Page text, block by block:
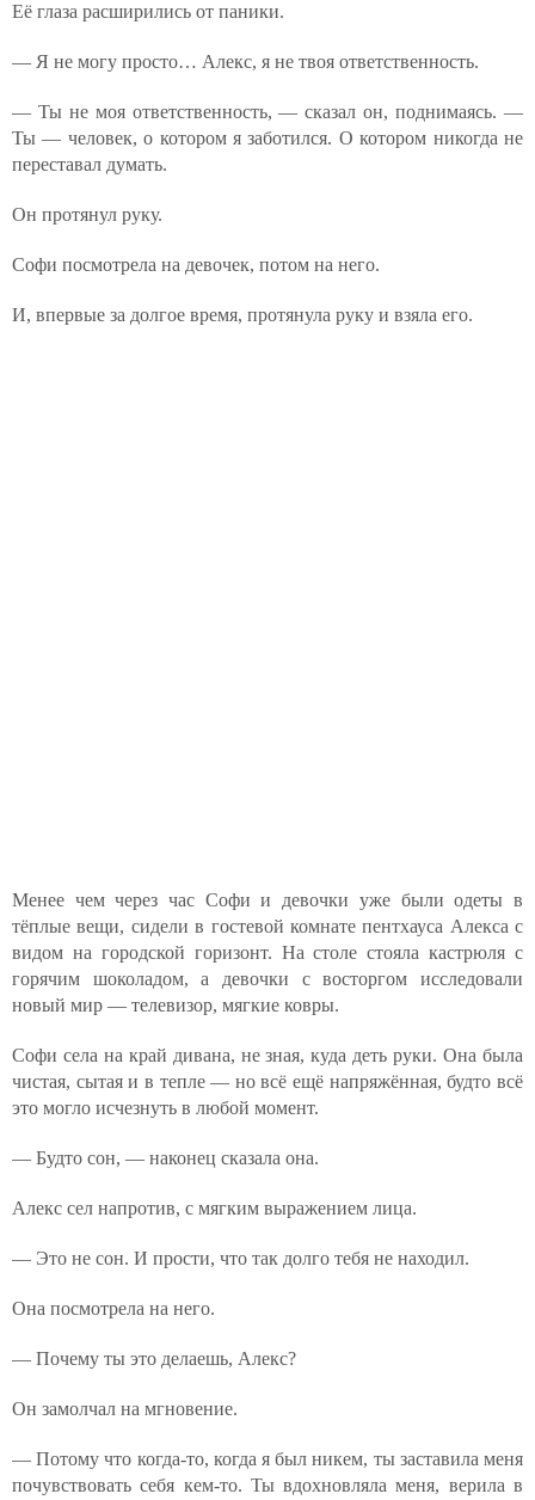
Её глаза расширились от паники.
— Я не могу просто… Алекс, я не твоя ответственность.
— Ты не моя ответственность, — сказал он, поднимаясь. —
Ты — человек, о котором я заботился. О котором никогда не
переставал думать.
Он протянул руку.
Софи посмотрела на девочек, потом на него.
И, впервые за долгое время, протянула руку и взяла его.
Менее чем через час Софи и девочки уже были одеты в
тёплые вещи, сидели в гостевой комнате пентхауса Алекса с
видом на городской горизонт. На столе стояла кастрюля с
горячим шоколадом, а девочки с восторгом исследовали
новый мир — телевизор, мягкие ковры.
Софи села на край дивана, не зная, куда деть руки. Она была
чистая, сытая и в тепле — но всё ещё напряжённая, будто всё
это могло исчезнуть в любой момент.
— Будто сон, — наконец сказала она.
Алекс сел напротив, с мягким выражением лица.
— Это не сон. И прости, что так долго тебя не находил.
Она посмотрела на него.
— Почему ты это делаешь, Алекс?
Он замолчал на мгновение.
— Потому что когда-то, когда я был никем, ты заставила меня
почувствовать себя кем-то. Ты вдохновляла меня, верила в